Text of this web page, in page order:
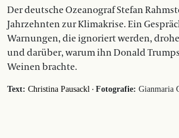
Der deutsche Ozeanograf Stefan
Jahrzehnten zur Klimakrise. Ein
Warnungen, die ignoriert werden,
und darüber, warum ihn Donald
Weinen brachte.
Text: Christina Pausackl · Fotografie: Gianmaria